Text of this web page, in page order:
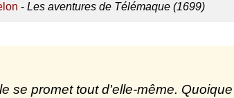
- Les aventures de Télémaque (1699)
se promet tout d'elle-même.